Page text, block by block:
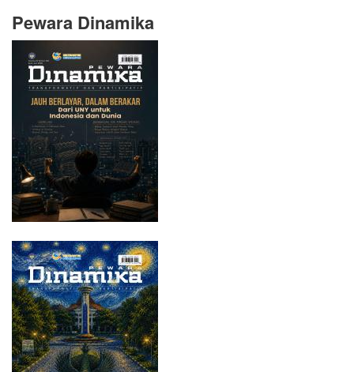
Pewara Dinamika